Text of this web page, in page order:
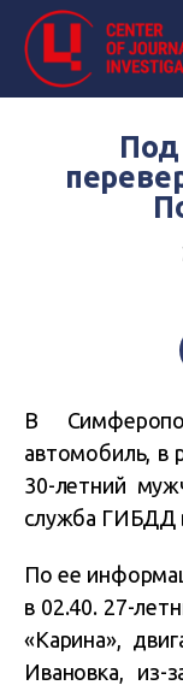
В
автомобиль, в
30-летний
служба ГИБДД
По ее
в 02.40. 27-
«Карина»,
Ивановка, из-